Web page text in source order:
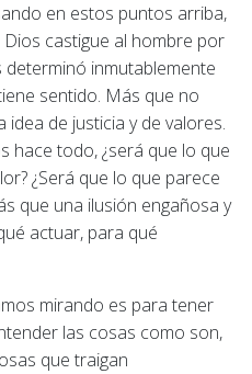
en estos puntos arriba,
Dios castigue al hombre por
inmutablemente
sentido. Más que no
de justicia y de valores.
hace todo, ¿será que lo que
¿Será que lo que parece
que una ilusión engañosa y
actuar, para qué
mirando es para tener
las cosas como son,
que traigan